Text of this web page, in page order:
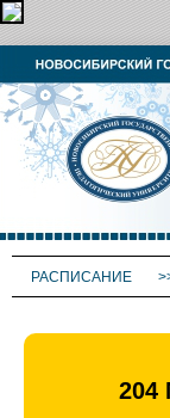
РАСПИСАНИЕ
204